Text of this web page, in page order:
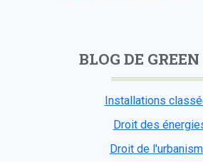
BLOG DE
Installations
Droit des
Droit de